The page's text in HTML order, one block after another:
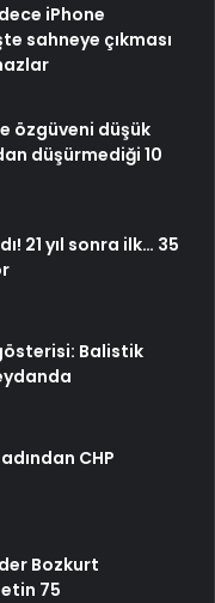
iPhone
sahneye çıkması
özgüveni düşük
düşürmediği 10
21 yıl sonra ilk… 35
Balistik
CHP
Bozkurt
75